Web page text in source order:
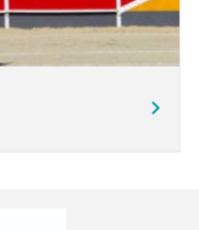
chevron_right